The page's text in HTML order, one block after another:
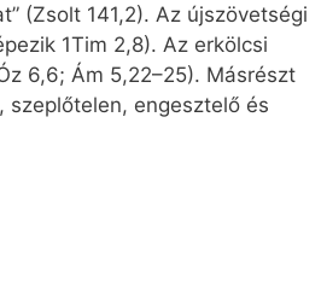
(Zsolt 141,2). Az újszövetségi
1Tim 2,8). Az erkölcsi
6,6; Ám 5,22–25). Másrészt
szeplőtelen, engesztelő és